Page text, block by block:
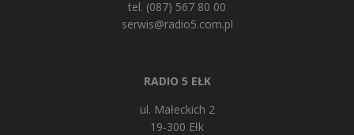
tel. (087) 567 80 00
serwis@radio5.com.pl
RADIO 5 EŁK
ul. Małeckich 2
19-300 Ełk